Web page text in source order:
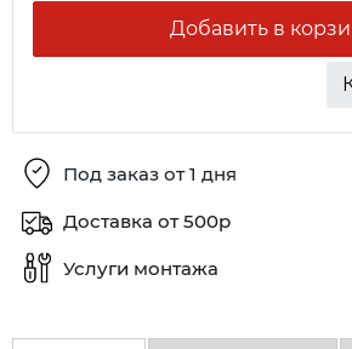
Добавить в
Под заказ от 1 дня
Доставка от 500р
Услуги монтажа